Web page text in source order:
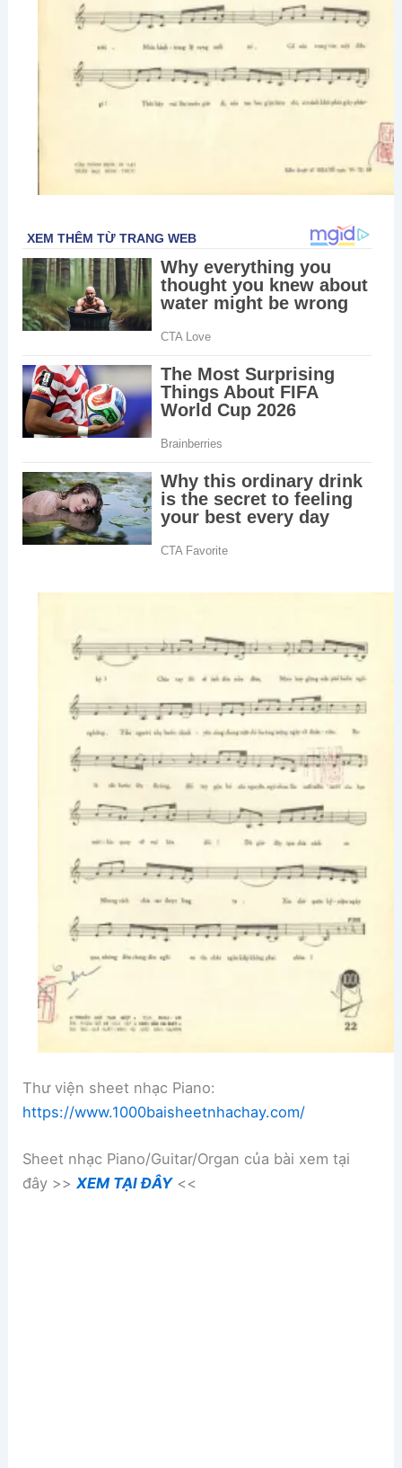
Thư viện sheet nhạc Piano:
https://www.1000baisheetnhachay.com/
Sheet nhạc Piano/Guitar/Organ của bài xem tại
đây >>XEM TẠI ĐÂY<<